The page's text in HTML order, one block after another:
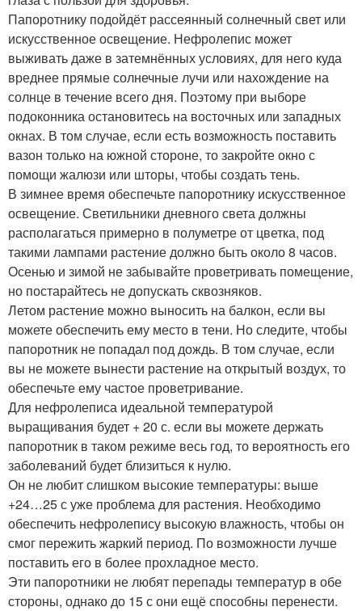
Папоротнику подойдёт рассеянный солнечный свет или
искусственное освещение. Нефролепис может
выживать даже в затемнённых условиях, для него куда
вреднее прямые солнечные лучи или нахождение на
солнце в течение всего дня. Поэтому при выборе
подоконника остановитесь на восточных или западных
окнах. В том случае, если есть возможность поставить
вазон только на южной стороне, то закройте окно с
помощи жалюзи или шторы, чтобы создать тень.
В зимнее время обеспечьте папоротнику искусственное
освещение. Светильники дневного света должны
располагаться примерно в полуметре от цветка, под
такими лампами растение должно быть около 8 часов.
Осенью и зимой не забывайте проветривать помещение,
но постарайтесь не допускать сквозняков.
Летом растение можно выносить на балкон, если вы
можете обеспечить ему место в тени. Но следите, чтобы
папоротник не попадал под дождь. В том случае, если
вы не можете вынести растение на открытый воздух, то
обеспечьте ему частое проветривание.
Для нефролеписа идеальной температурой
выращивания будет + 20 с. если вы можете держать
папоротник в таком режиме весь год, то вероятность его
заболеваний будет близиться к нулю.
Он не любит слишком высокие температуры: выше
+24…25 с уже проблема для растения. Необходимо
обеспечить нефролепису высокую влажность, чтобы он
смог пережить жаркий период. По возможности лучше
поставить его в более прохладное место.
Эти папоротники не любят перепады температур в обе
стороны, однако до 15 с они ещё способны перенести.